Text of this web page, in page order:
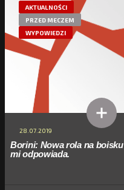
AKTUALNOŚCI
PRZED MECZEM
WYPOWIEDZI
28.07.2019
Borini: Nowa rola na boisku
mi odpowiada.